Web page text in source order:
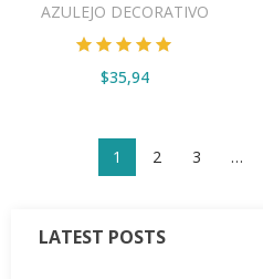
AZULEJO DECORATIVO
$35,94
1 2 3 …
LATEST POSTS